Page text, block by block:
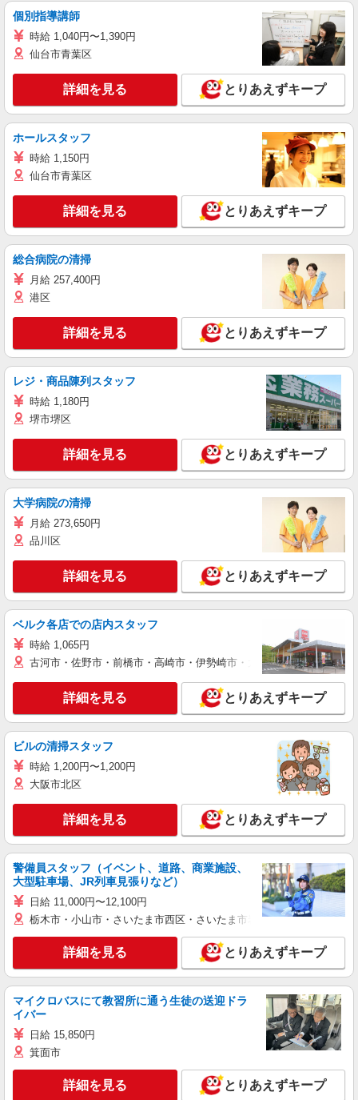
個別指導講師
時給 1,040円〜1,390円
仙台市青葉区
詳細を見る とりあえずキープ
ホールスタッフ
時給 1,150円
仙台市青葉区
詳細を見る とりあえずキープ
総合病院の清掃
月給 257,400円
港区
詳細を見る とりあえずキープ
レジ・商品陳列スタッフ
時給 1,180円
堺市堺区
詳細を見る とりあえずキープ
大学病院の清掃
月給 273,650円
品川区
詳細を見る とりあえずキープ
ベルク各店での店内スタッフ
時給 1,065円
古河市・佐野市・前橋市・高崎市・伊勢崎市・太田市・館林市・藤
詳細を見る とりあえずキープ
ビルの清掃スタッフ
時給 1,200円〜1,200円
大阪市北区
詳細を見る とりあえずキープ
警備員スタッフ（イベント、道路、商業施設、
大型駐車場、JR列車見張りなど）
日給 11,000円〜12,100円
栃木市・小山市・さいたま市西区・さいたま市岩槻区・久喜市・蓮田
詳細を見る とりあえずキープ
マイクロバスにて教習所に通う生徒の送迎ドラ
イバー
日給 15,850円
箕面市
詳細を見る とりあえずキープ